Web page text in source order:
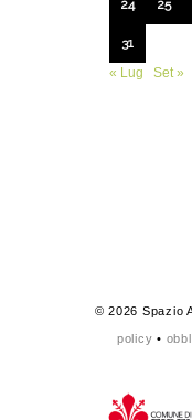
24 25
31
« Lug
Set »
© 2026 Spazio
policy •